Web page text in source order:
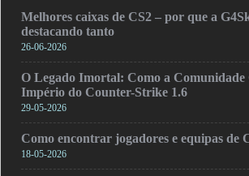
Melhores caixas de CS2 – por que a
destacando tanto
26-06-2026
O Legado Imortal: Como a
Império do Counter-Strike 1.6
29-05-2026
Como encontrar jogadores e equipas de
18-05-2026